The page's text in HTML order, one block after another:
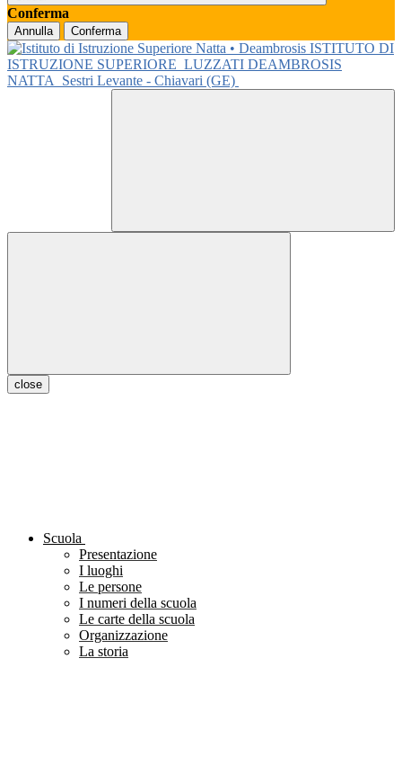
Conferma
Annulla Conferma
ISTITUTO DI
ISTRUZIONE SUPERIORE LUZZATI DEAMBROSIS
NATTA
Sestri Levante - Chiavari (GE)
close
Scuola
Presentazione
I luoghi
Le persone
I numeri della scuola
Le carte della scuola
Organizzazione
La storia